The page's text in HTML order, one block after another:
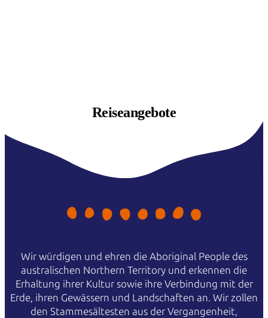
Reiseangebote
Wir würdigen und ehren die Aboriginal People des
australischen Northern Territory und erkennen die
Erhaltung ihrer Kultur sowie ihre Verbindung mit der
Erde, ihren Gewässern und Landschaften an. Wir zollen
den Stammesältesten aus der Vergangenheit,